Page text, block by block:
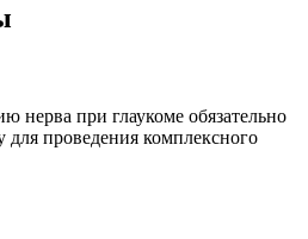
нерва при глаукоме обязательно
для проведения комплексного